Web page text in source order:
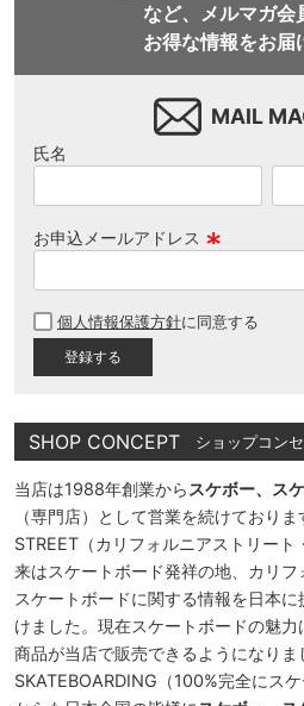
など、メルマガ会
お得な情報をお届
MAIL
氏名
お申込メールアドレス
須
個人情報保護方針に同意する
SHOP CONCEPT ショップコン
当店は1988年創業から スケボー、ス
（専門店）として営業を続けており
STREET（カリフォルニアストリー
来はスケートボード発祥の地、カリ
スケートボードに関する情報を日本
けました。現在スケートボードの魅
商品が当店で販売できるようになりま
SKATEBOARDING（100%完全にス